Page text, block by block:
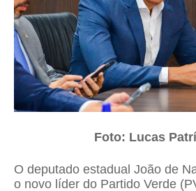
Foto: Lucas
O deputado estadual João de
o novo líder do Partido Verde